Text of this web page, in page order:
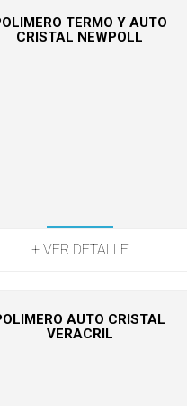
TERMO Y AUTO
CRISTAL NEWPOLL
+ VER DETALLE
AUTO CRISTAL
VERACRIL